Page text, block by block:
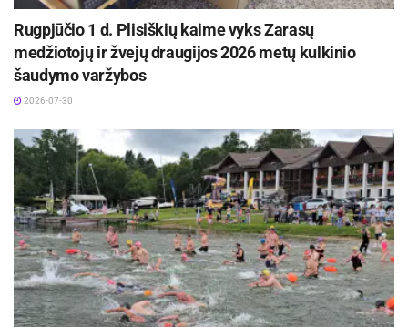
Rugpjūčio 1 d. Plisiškių kaime vyks Zarasų
medžiotojų ir žvejų draugijos 2026 metų kulkinio
šaudymo varžybos
2026-07-30